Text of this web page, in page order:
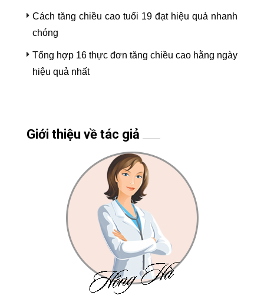
Cách tăng chiều cao tuổi 19 đạt hiệu quả nhanh
chóng
Tổng hợp 16 thực đơn tăng chiều cao hằng ngày
hiệu quả nhất
Giới thiệu về tác giả